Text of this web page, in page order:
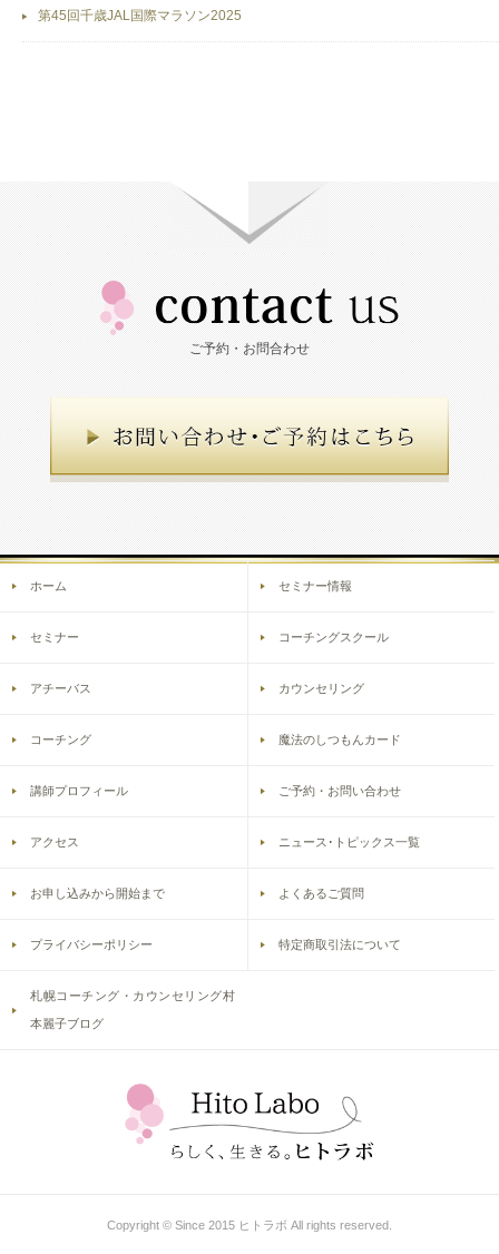
第45回千歳JAL国際マラソン2025
ご予約・お問合わせ
ホーム セミナー情報
セミナー コーチングスクール
アチーバス カウンセリング
コーチング 魔法のしつもんカード
講師プロフィール ご予約・お問い合わせ
アクセス ニュース･トピックス一覧
お申し込みから開始まで よくあるご質問
プライバシーポリシー 特定商取引法について
札幌コーチング・カウンセリング村
本麗子ブログ
Copyright © Since 2015 ヒトラボ All rights reserved.